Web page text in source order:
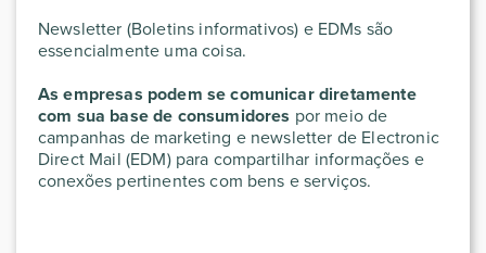
Newsletter (Boletins informativos) e EDMs são
essencialmente uma coisa.
As empresas podem se comunicar diretamente
com sua base de consumidores por meio de
campanhas de marketing e newsletter de Electronic
Direct Mail (EDM) para compartilhar informações e
conexões pertinentes com bens e serviços.